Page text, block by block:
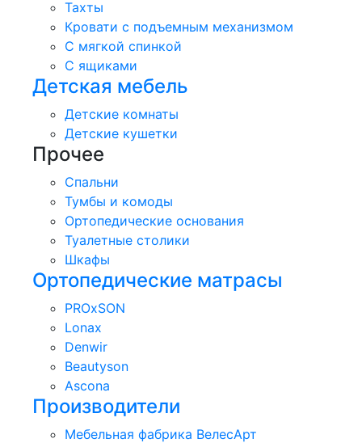
Тахты
Кровати с подъемным механизмом
С мягкой спинкой
С ящиками
Детская мебель
Детские комнаты
Детские кушетки
Прочее
Спальни
Тумбы и комоды
Ортопедические основания
Туалетные столики
Шкафы
Ортопедические матрасы
PROxSON
Lonax
Denwir
Beautyson
Ascona
Производители
Мебельная фабрика ВелесАрт